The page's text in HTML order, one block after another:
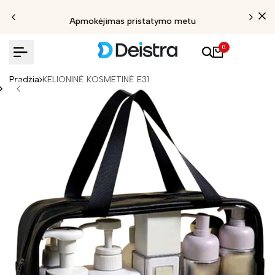
Apmokėjimas pristatymo metu
0
Pradžia KELIONINĖ KOSMETINĖ E31